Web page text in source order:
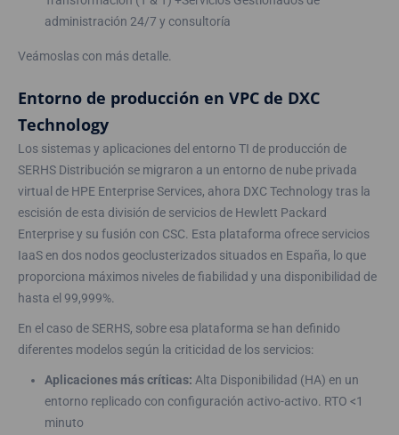
administración 24/7 y consultoría
Veámoslas con más detalle.
Entorno de producción en VPC de DXC
Technology
Los sistemas y aplicaciones del entorno TI de producción de
SERHS Distribución se migraron a un entorno de nube privada
virtual de HPE Enterprise Services, ahora DXC Technology tras la
escisión de esta división de servicios de Hewlett Packard
Enterprise y su fusión con CSC. Esta plataforma ofrece servicios
IaaS en dos nodos geoclusterizados situados en España, lo que
proporciona máximos niveles de fiabilidad y una disponibilidad de
hasta el 99,999%.
En el caso de SERHS, sobre esa plataforma se han definido
diferentes modelos según la criticidad de los servicios:
Aplicaciones más críticas: Alta Disponibilidad (HA) en un
entorno replicado con configuración activo-activo. RTO <1
minuto